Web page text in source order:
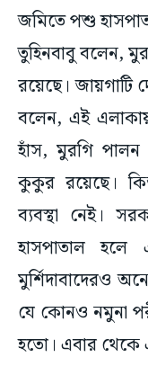
জমিতে পশু
তুহিনবাবু বলেন,
রয়েছে। জায়গাটি
বলেন, এই
হাঁস, মুরগি পালন
কুকুর রয়েছে।
ব্যবস্থা নেই।
হাসপাতাল হলে
মুর্শিদাবাদেরও
যে কোনও নমুনা
হতো। এবার থেকে